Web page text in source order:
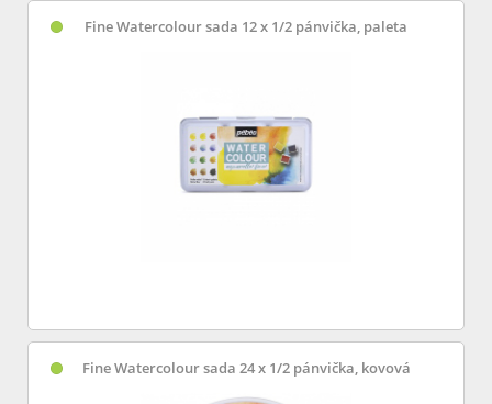
Fine Watercolour sada 12 x 1/2 pánvička, paleta
Fine Watercolour sada 24 x 1/2 pánvička, kovová